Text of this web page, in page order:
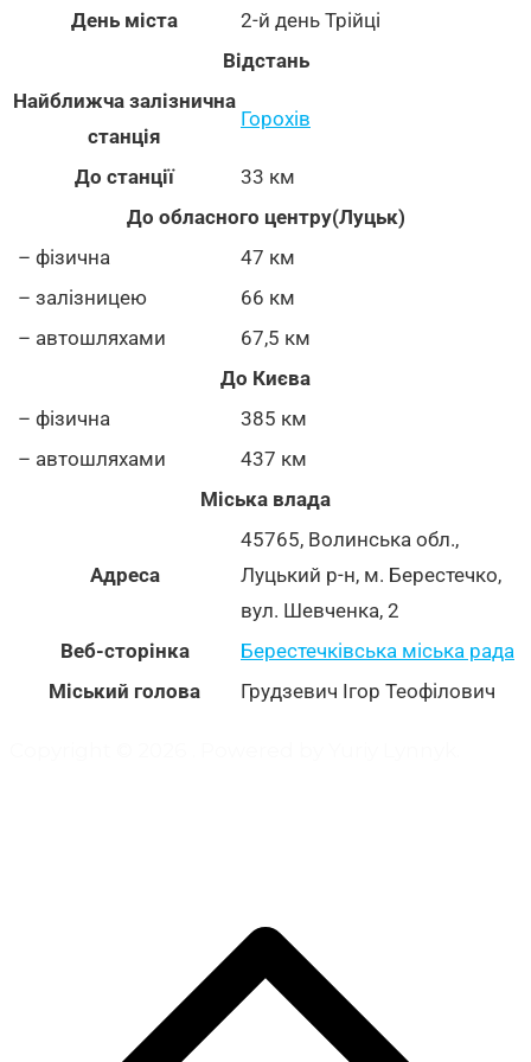
День міста
2-й день Трійці
Відстань
Найближча залізнична
станція
Горохів
До станції
33 км
До обласного центру(Луцьк)
– фізична
47 км
– залізницею
66 км
– автошляхами
67,5 км
До Києва
– фізична
385 км
– автошляхами
437 км
Міська влада
Адреса
45765, Волинська обл.,
Луцький р-н, м. Берестечко,
вул. Шевченка, 2
Веб-сторінка
Берестечківська міська рада
Міський голова
Грудзевич Ігор Теофілович